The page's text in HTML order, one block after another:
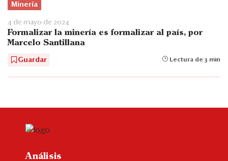
Minería
4 de mayo de 2024
Formalizar la minería es formalizar al país, por
Marcelo Santillana
Guardar Lectura de 3 min
Análisis